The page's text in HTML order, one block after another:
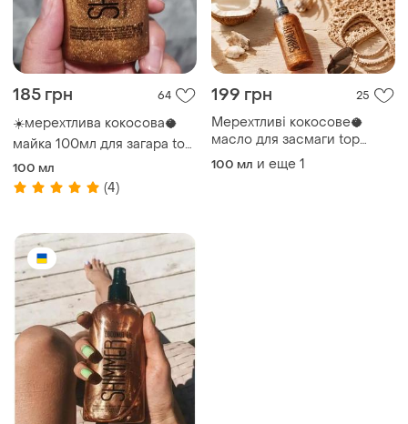
185 грн 64
☀️мерехтлива кокосова🥥
майка 100мл для загара top
beauty shimmer 🍫
100 мл
(4)
199 грн 25
Мерехтливі кокосове🥥
масло для засмаги top
beauty shimmer 🍫
100 мл и еще 1